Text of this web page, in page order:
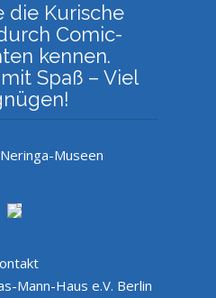
die Kurische
Comic-
kennen.
Spaß – Viel
Museen
Mann-Haus e.V. Berlin